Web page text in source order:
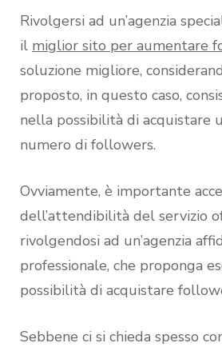
Rivolgersi ad un’agenzia
il miglior sito per aumentare
soluzione migliore,
proposto, in questo caso,
nella possibilità di acquistare
numero di followers.
Ovviamente, è importante
dell’attendibilità del servizio
rivolgendosi ad un’agenzia
professionale, che proponga
possibilità di acquistare
Sebbene ci si chieda spesso